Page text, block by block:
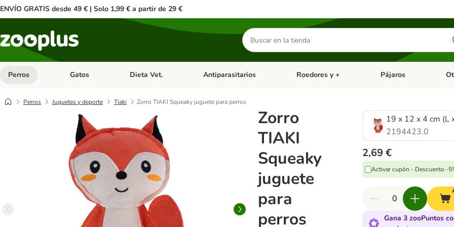
ENVÍO GRATIS desde 49 € | Solo 1,99 € a partir de 29 €
Buscar
productos
Perros Menú de categoria abierto: Perros
Gatos Menú de categoria abierto: Gatos
Dieta Vet. Menú de categoria abierto: Dieta Vet.
Antiparasitarios Menú de categoria abierto: Antiparasitarios
Roedores y + Menú de categoria
Pájaros
Perros Juguetes y deporte Tiaki Zorro TIAKI Squeaky juguete para perros
Zorro
TIAKI
Squeaky
juguete
para
perros
19 x 12 x 4 cm (L
2194423.0
2,69 €
Activar cupón - Descuento -
Gana 3 zooPuntos